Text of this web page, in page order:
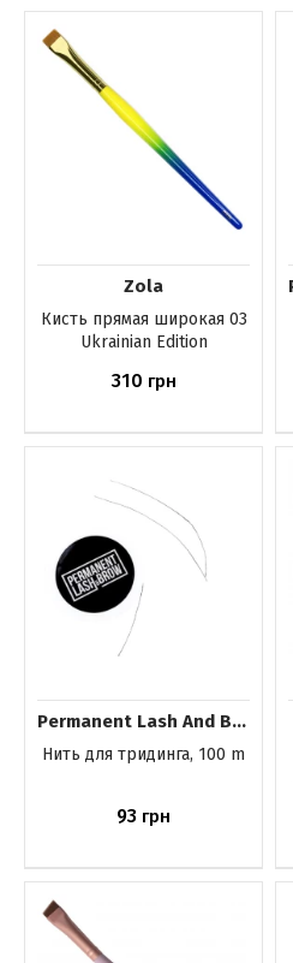
Zola
Кисть прямая широкая 03
Ukrainian Edition
310 грн
Permanent Lash And Brow
Нить для тридинга, 100 m
93 грн